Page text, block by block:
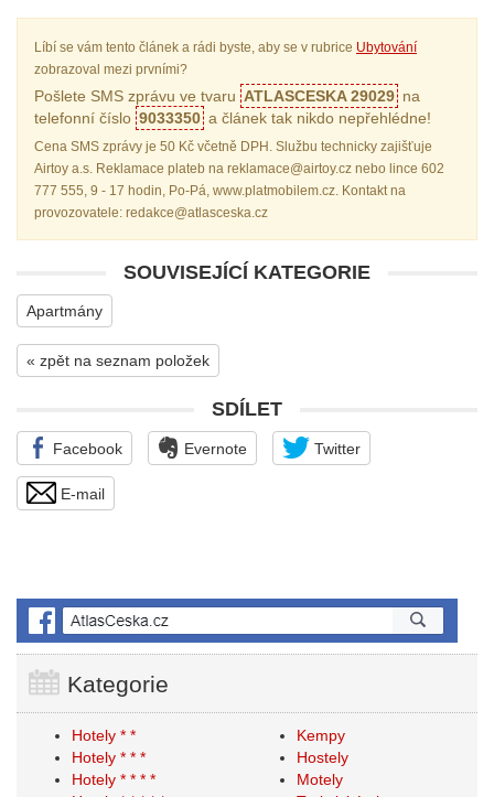
Líbí se vám tento článek a rádi byste, aby se v rubrice Ubytování
zobrazoval mezi prvními?
Pošlete SMS zprávu ve tvaru ATLASCESKA 29029 na
telefonní číslo 9033350 a článek tak nikdo nepřehlédne!
Cena SMS zprávy je 50 Kč včetně DPH. Službu technicky zajišťuje
Airtoy a.s. Reklamace plateb na reklamace@airtoy.cz nebo lince 602
777 555, 9 - 17 hodin, Po-Pá, www.platmobilem.cz. Kontakt na
provozovatele: redakce@atlasceska.cz
SOUVISEJÍCÍ KATEGORIE
Apartmány
« zpět na seznam položek
SDÍLET
Facebook Evernote Twitter
E-mail
Kategorie
Hotely * *
Hotely * * *
Hotely * * * *
Kempy
Hostely
Motely